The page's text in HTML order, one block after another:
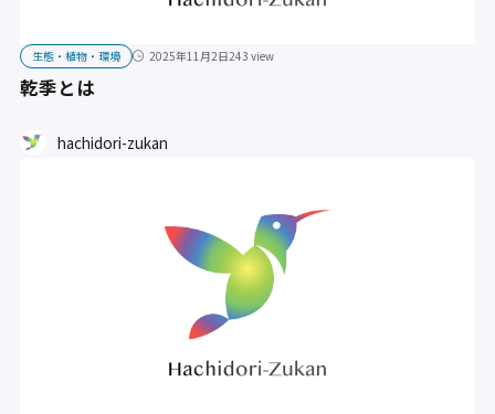
生態・植物・環境 2025年11月2日243 view
乾季とは
hachidori-zukan